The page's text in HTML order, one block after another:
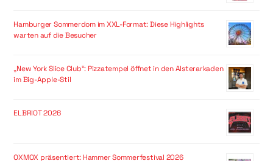
Hamburger Sommerdom im XXL-Format: Diese Highlights
warten auf die Besucher
„New York Slice Club“: Pizzatempel öffnet in den Alsterarkaden
im Big-Apple-Stil
ELBRIOT 2026
OXMOX präsentiert: Hammer Sommerfestival 2026